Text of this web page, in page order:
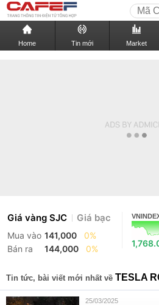
Home Tin mới Market
Giá vàng SJC Giá bạc
Mua vào 141,000
0%
Bán ra
144,000 0%
Tin tức, bài viết mới nhất về TESLA
25/03/2025